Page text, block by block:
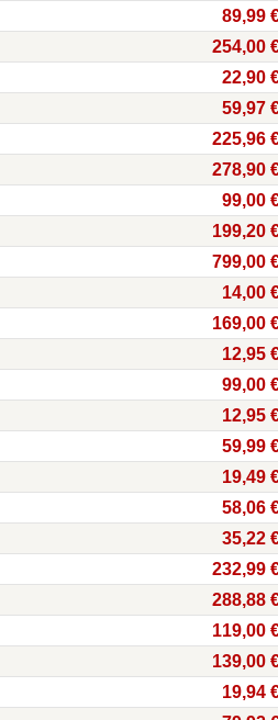
89,99
254,00
22,90
59,97
225,96
278,90
99,00
199,20
799,00
14,00
169,00
12,95
99,00
12,95
59,99
19,49
58,06
35,22
232,99
288,88
119,00
139,00
19,94